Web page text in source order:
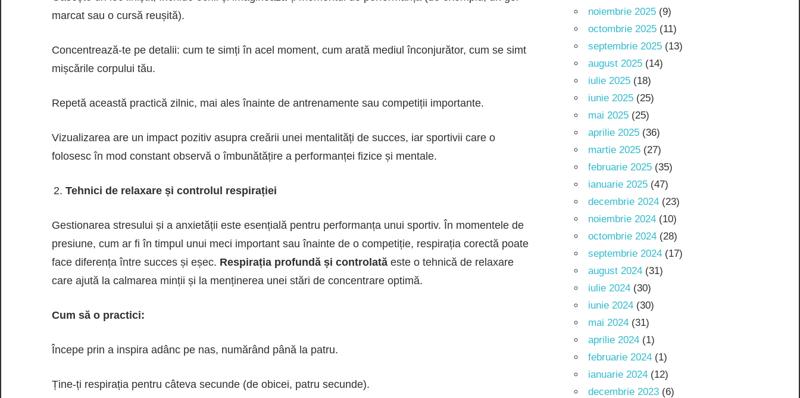
marcat sau o cursă reușită).
Concentrează-te pe detalii: cum te simți în acel moment, cum arată mediul înconjurător, cum se simt
mișcările corpului tău.
Repetă această practică zilnic, mai ales înainte de antrenamente sau competiții importante.
Vizualizarea are un impact pozitiv asupra creării unei mentalități de succes, iar sportivii care o
folosesc în mod constant observă o îmbunătățire a performanței fizice și mentale.
Tehnici de relaxare și controlul respirației
Gestionarea stresului și a anxietății este esențială pentru performanța unui sportiv. În momentele de
presiune, cum ar fi în timpul unui meci important sau înainte de o competiție, respirația corectă poate
face diferența între succes și eșec. Respirația profundă și controlată este o tehnică de relaxare
care ajută la calmarea minții și la menținerea unei stări de concentrare optimă.
Cum să o practici:
Începe prin a inspira adânc pe nas, numărând până la patru.
Ține-ți respirația pentru câteva secunde (de obicei, patru secunde).
noiembrie 2025(9)
octombrie 2025(11)
septembrie 2025(13)
august 2025(14)
iulie 2025(18)
iunie 2025(25)
mai 2025(25)
aprilie 2025(36)
martie 2025(27)
februarie 2025(35)
ianuarie 2025(47)
decembrie 2024(23)
noiembrie 2024(10)
octombrie 2024(28)
septembrie 2024(17)
august 2024(31)
iulie 2024(30)
iunie 2024(30)
mai 2024(31)
aprilie 2024(1)
februarie 2024(1)
ianuarie 2024(12)
decembrie 2023(6)